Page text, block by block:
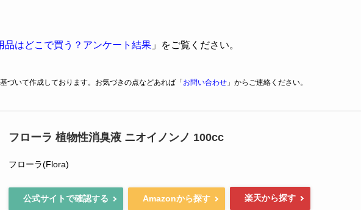
品はどこで買う？アンケート結果 」をご覧ください。
基づいて作成しております。お気づきの点などあれば「 お問い合わせ 」からご連絡ください。
フローラ 植物性消臭液 ニオイノンノ 100cc
フローラ(Flora)
公式サイトで確認する Amazonから探す 楽天から探す